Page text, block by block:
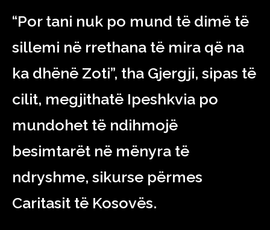
“Por tani nuk po mund të dimë të
sillemi në rrethana të mira që na
ka dhënë Zoti”, tha Gjergji, sipas të
cilit, megjithatë Ipeshkvia po
mundohet të ndihmojë
besimtarët në mënyra të
ndryshme, sikurse përmes
Caritasit të Kosovës.